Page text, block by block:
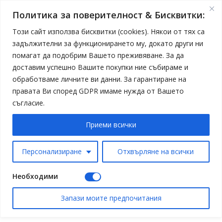
Политика за поверителност & Бисквитки:
Този сайт използва бисквитки (cookies). Някои от тях са
задължителни за функционирането му, докато други ни
помагат да подобрим Вашето преживяване. За да
доставим успешно Вашите покупки ние събираме и
обработваме личните ви данни. За гарантиране на
правата Ви според GDPR имаме нужда от Вашето
съгласие.
Персонализиране Отхвърляне на всички
Приеми всички
Необходими
Запази моите предпочитания